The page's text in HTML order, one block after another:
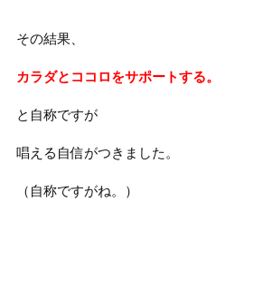
その結果、
カラダとココロをサポートする。
と自称ですが
唱える自信がつきました。
（自称ですがね。）